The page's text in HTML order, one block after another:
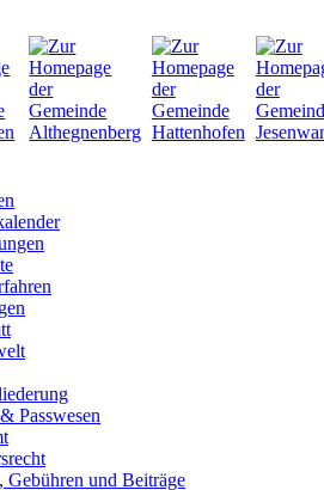
Passwesen
Gebühren und Beiträge